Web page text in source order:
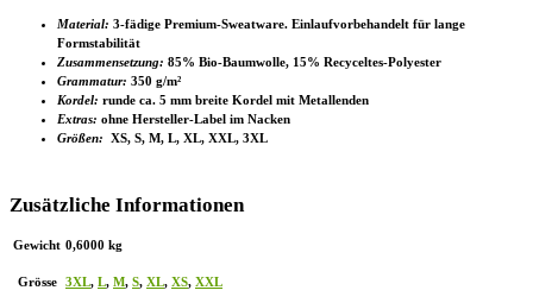
Material: 3-fädige Premium-Sweatware. Einlaufvorbehandelt für lange
Formstabilität
Zusammensetzung: 85% Bio-Baumwolle, 15% Recyceltes-Polyester
Grammatur: 350 g/m²
Kordel: runde ca. 5 mm breite Kordel mit Metallenden
Extras: ohne Hersteller-Label im Nacken
Größen: XS, S, M, L, XL, XXL, 3XL
Zusätzliche Informationen
Gewicht 0,6000 kg
Grösse 3XL, L, M, S, XL, XS, XXL